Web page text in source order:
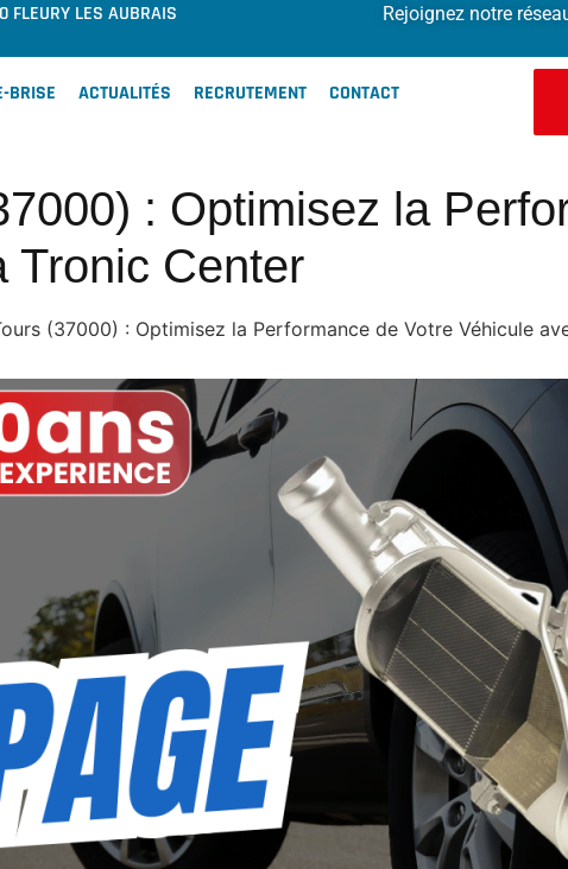
LES AUBRAIS Rejoignez notre
BRISE ACTUALITÉS RECRUTEMENT CONTACT
: Optimisez la
Tronic Center
(37000) : Optimisez la Performance de Votre Véhicule